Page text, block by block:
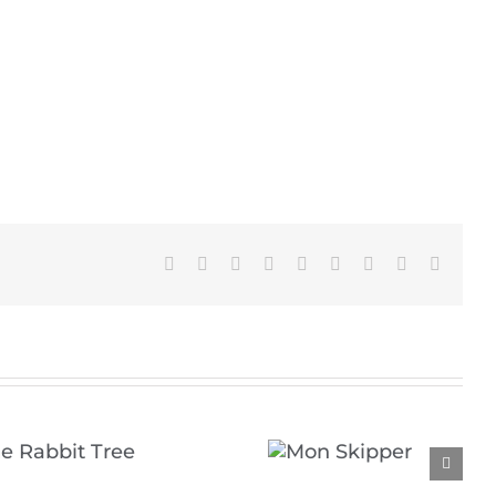
Facebook Reddit LinkedInWhatsApp
TumblrPinterest